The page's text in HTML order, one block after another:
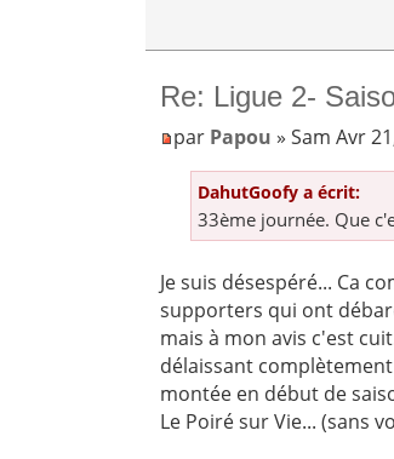
Re: Ligue 2-
par Papou » Sam Avr
DahutGoofy a écrit:
33ème journée. Que
Je suis désespéré... Ca
supporters qui ont
mais à mon avis c'est
délaissant
montée en début de
Le Poiré sur Vie... (sans